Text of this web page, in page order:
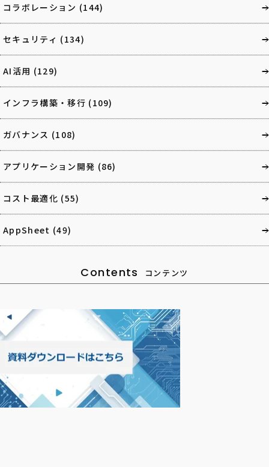
コラボレーション (144)
セキュリティ (134)
AI活用 (129)
インフラ構築・移行 (109)
ガバナンス (108)
アプリケーション開発 (86)
コスト最適化 (55)
AppSheet (49)
Contents コンテンツ